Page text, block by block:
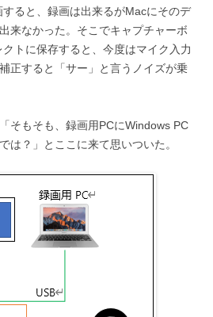
すると、録画は出来るがMacにそのデ
来なかった。そこでキャプチャーボ
トに保存すると、今度はマイク入力
正すると「サー」と言うノイズが乗
そもそも、録画用PCにWindows PC
は？」とここに来て思いついた。